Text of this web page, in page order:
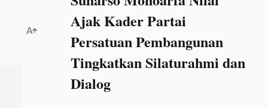
Ajak Kader Partai
Persatuan Pembangunan
Tingkatkan Silaturahmi dan
Dialog